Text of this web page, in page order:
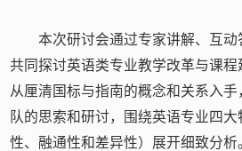
本次研讨会通过专家讲解、互
共同探讨英语类专业教学改革与课
从厘清国标与指南的概念和关系入手
队的思索和研讨，围绕英语专业四
性、融通性和差异性）展开细致分析